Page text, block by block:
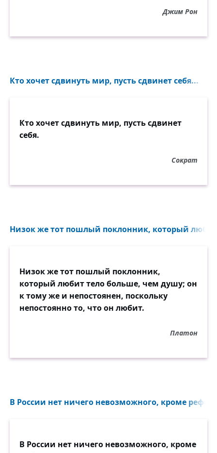
Джим Рон
Кто хочет сдвинуть мир, пусть сдвинет себя...
Кто хочет сдвинуть мир, пусть сдвинет
себя.
Сократ
Низок же тот пошлый поклонник, который
Низок же тот пошлый поклонник,
который любит тело больше, чем душу; он
к тому же и непостоянен, поскольку
непостоянно то, что он любит.
Платон
В России нет ничего невозможного, кроме
В России нет ничего невозможного, кроме